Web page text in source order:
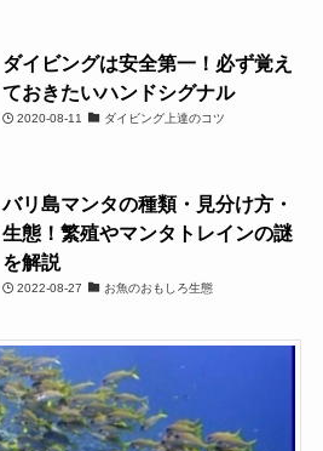
ダイビングは安全第一！必ず覚え
ておきたいハンドシグナル
2020-08-11 ダイビング上達のコツ
バリ島マンタの種類・見分け方・
生態！繁殖やマンタトレインの謎
を解説
2022-08-27 お魚のおもしろ生態